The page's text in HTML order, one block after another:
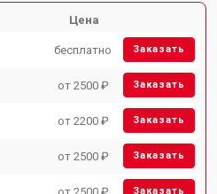
Цена
бесплатно Заказать
от 2500 ₽ Заказать
от 2200 ₽ Заказать
от 2500 ₽ Заказать
от 2500 ₽ Заказать